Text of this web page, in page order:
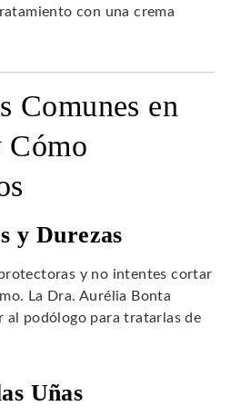
con una crema
Comunes en
Cómo
y Durezas
y no intentes cortar
La Dra. Aurélia Bonta
al podólogo para tratarlas de
Uñas